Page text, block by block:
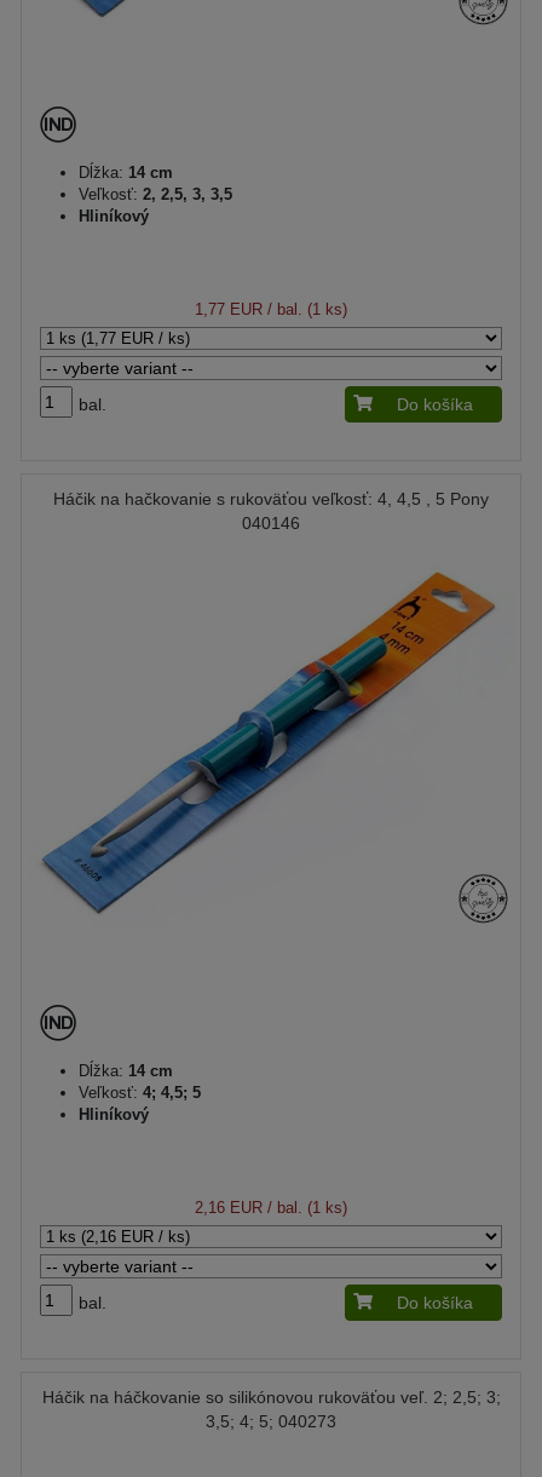
Dĺžka: 14 cm
Veľkosť: 2, 2,5, 3, 3,5
Hliníkový
1,77 EUR / bal. (1 ks)
bal. Do košíka
Háčik na hačkovanie s rukoväťou veľkosť: 4, 4,5 , 5 Pony
040146
Dĺžka: 14 cm
Veľkosť: 4; 4,5; 5
Hliníkový
2,16 EUR / bal. (1 ks)
bal. Do košíka
Háčik na háčkovanie so silikónovou rukoväťou veľ. 2; 2,5; 3;
3,5; 4; 5; 040273